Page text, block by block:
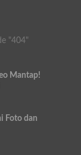
"404"
Mantap!
Foto dan